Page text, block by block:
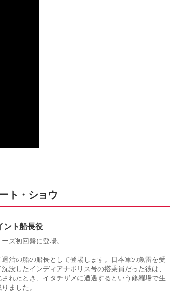
ト・ショウ
ント船長役
ーズ初回盤に登場。
退治の船の船長として登場します。日本軍の魚雷を受
沈没したインディアナポリス号の搭乗員だった彼は、
されたとき、イタチザメに遭遇するという修羅場で生
りました。